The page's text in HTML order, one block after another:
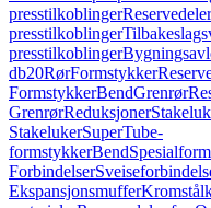
presstilkoblinger
presstilkoblinger
presstilkoblinger
db20RørFormstykker
FormstykkerBendGrenrør
GrenrørReduksjoner
StakelukerSuperTube-
formstykkerBend
Forbindelser
Ekspansjonsmuffer